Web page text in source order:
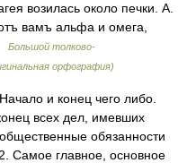
возилась около печки. А.
вамъ альфа и омега,
Большой толково-
орфография)
и конец чего либо.
всех дел, имевших
обязанности
Самое главное, основное